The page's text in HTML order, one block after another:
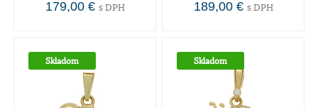
179,00 € s DPH
189,00 € s DPH
Skladom Skladom